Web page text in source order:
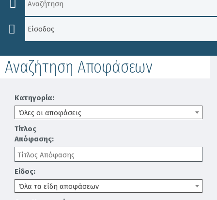
Είσοδος
Αναζήτηση Αποφάσεων
Κατηγορία:
Όλες οι αποφάσεις
Τίτλος
Απόφασης:
Είδος:
Όλα τα είδη αποφάσεων